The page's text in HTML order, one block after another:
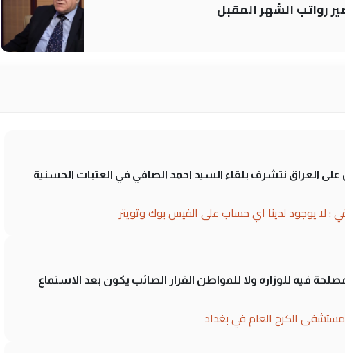
الشهر المقبل
على العراق نتشرف بلقاء السيد احمد الصافي في العتبات الحسنية
: لا يوجود لدينا اي حساب على الفيس بوك وتويتر
فيه للوزاره ولا للمواطن القرار الصائب يكون بعد الاستماع
الكرخ العام في بغداد